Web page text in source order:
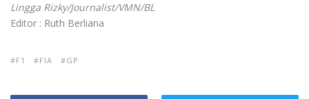
Lingga Rizky/Journalist/VMN/BL
Editor : Ruth Berliana
F1 FIA GP